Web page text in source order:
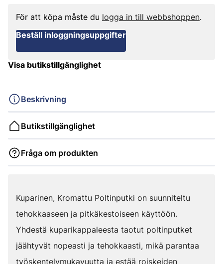
För att köpa måste du logga in till webbshoppen.
Beställ inloggningsuppgifter
Visa butikstillgänglighet
Beskrivning
Butikstillgänglighet
Fråga om produkten
Kuparinen, Kromattu Poltinputki on suunniteltu
tehokkaaseen ja pitkäkestoiseen käyttöön.
Yhdestä kuparikappaleesta taotut poltinputket
jäähtyvät nopeasti ja tehokkaasti, mikä parantaa
työskentelymukavuutta ja estää roiskeiden